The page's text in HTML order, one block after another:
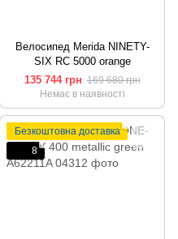
Велосипед Merida NINETY-
SIX RC 5000 orange
135 744 грн 169 680 грн
Немає в наявності
Безкоштовна доставка
8